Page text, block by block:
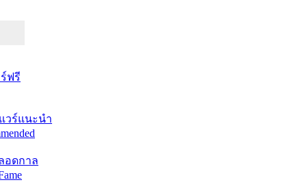
ฟรี
วร์แนะนำ
อดกาล